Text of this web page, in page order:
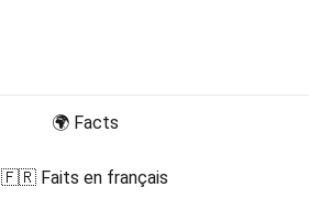
🌍 Facts
🇫🇷 Faits en français